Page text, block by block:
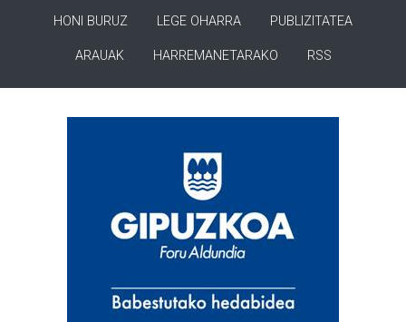
HONI BURUZ LEGE OHARRA PUBLIZITATEA
ARAUAK HARREMANETARAKO RSS